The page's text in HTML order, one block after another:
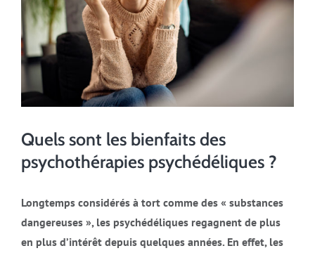
Quels sont les bienfaits des
psychothérapies psychédéliques ?
Longtemps considérés à tort comme des « substances
dangereuses », les psychédéliques regagnent de plus
en plus d’intérêt depuis quelques années. En effet, les